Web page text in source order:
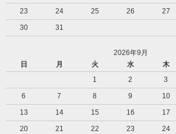
23
24 25 26 27
30
31
2026年9月
日
月 火 水 木
1
2 3
6
7 8 9 10
13
14 15 16 17
20
21 22 23 24